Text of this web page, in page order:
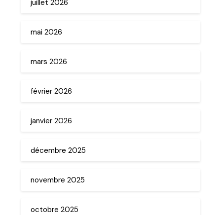
juillet 2026
mai 2026
mars 2026
février 2026
janvier 2026
décembre 2025
novembre 2025
octobre 2025